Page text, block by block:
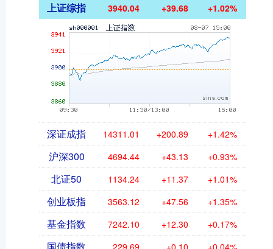
上证综指 3940.04 +39.68 +1.02%
深证成指 14311.01 +200.89 +1.42%
沪深300 4694.44 +43.13 +0.93%
北证50 1134.24 +11.37 +1.01%
创业板指 3563.12 +47.56 +1.35%
基金指数 7242.10 +12.30 +0.17%